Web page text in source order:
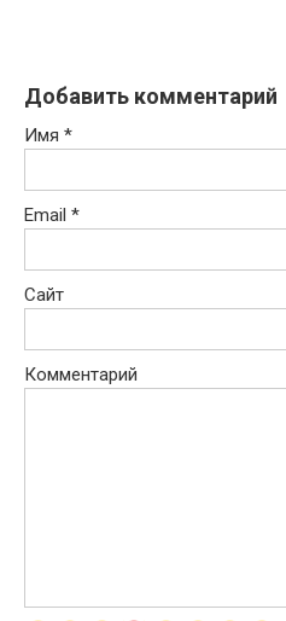
Добавить комментарий
Имя *
Email *
Сайт
Комментарий